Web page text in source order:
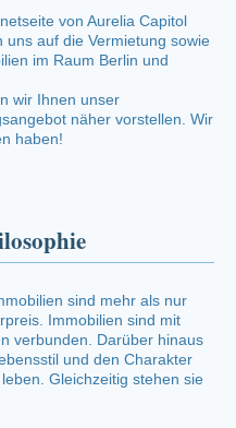
von Aurelia Capitol
auf die Vermietung sowie
im Raum Berlin und
wir Ihnen unser
näher vorstellen. Wir
haben!
sind mehr als nur
Immobilien sind mit
verbunden. Darüber hinaus
und den Charakter
Gleichzeitig stehen sie